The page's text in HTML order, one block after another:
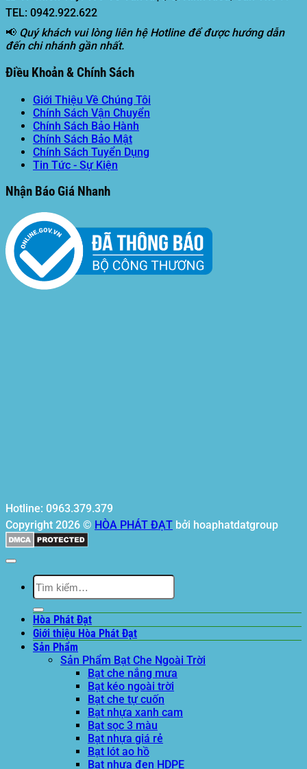
TEL: 0942.922.622
📢 Quý khách vui lòng liên hệ Hotline để được hướng dẫn
đến chi nhánh gần nhất.
Điều Khoản & Chính Sách
Giới Thiệu Về Chúng Tôi
Chính Sách Vận Chuyển
Chính Sách Bảo Hành
Chính Sách Bảo Mật
Chính Sách Tuyển Dụng
Tin Tức - Sự Kiện
Nhận Báo Giá Nhanh
Hotline: 0963.379.379
Copyright 2026 © HÒA PHÁT ĐẠT bởi hoaphatdatgroup
Tìm
kiếm:
Hòa Phát Đạt
Giới thiệu Hòa Phát Đạt
Sản Phẩm
Sản Phẩm Bạt Che Ngoài Trời
Bạt che nắng mưa
Bạt kéo ngoài trời
Bạt che tự cuốn
Bạt nhựa xanh cam
Bạt sọc 3 màu
Bạt nhựa giá rẻ
Bạt lót ao hồ
Bạt nhựa đen HDPE